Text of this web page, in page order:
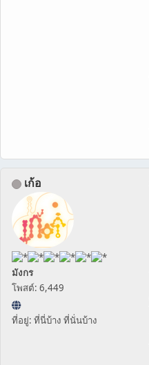
เก้อ
มังกร
โพสต์: 6,449
ที่อยู่: ที่นี่บ้าง ที่นั่นบ้าง